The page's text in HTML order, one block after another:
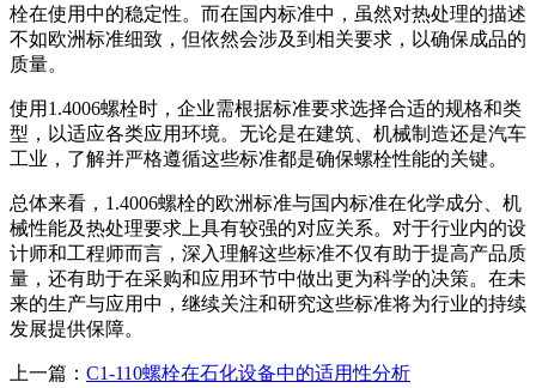
栓在使用中的稳定性。而在国内标准中，虽然对热处理的描述
不如欧洲标准细致，但依然会涉及到相关要求，以确保成品的
质量。
使用1.4006螺栓时，企业需根据标准要求选择合适的规格和类
型，以适应各类应用环境。无论是在建筑、机械制造还是汽车
工业，了解并严格遵循这些标准都是确保螺栓性能的关键。
总体来看，1.4006螺栓的欧洲标准与国内标准在化学成分、机
械性能及热处理要求上具有较强的对应关系。对于行业内的设
计师和工程师而言，深入理解这些标准不仅有助于提高产品质
量，还有助于在采购和应用环节中做出更为科学的决策。在未
来的生产与应用中，继续关注和研究这些标准将为行业的持续
发展提供保障。
上一篇： C1-110螺栓在石化设备中的适用性分析